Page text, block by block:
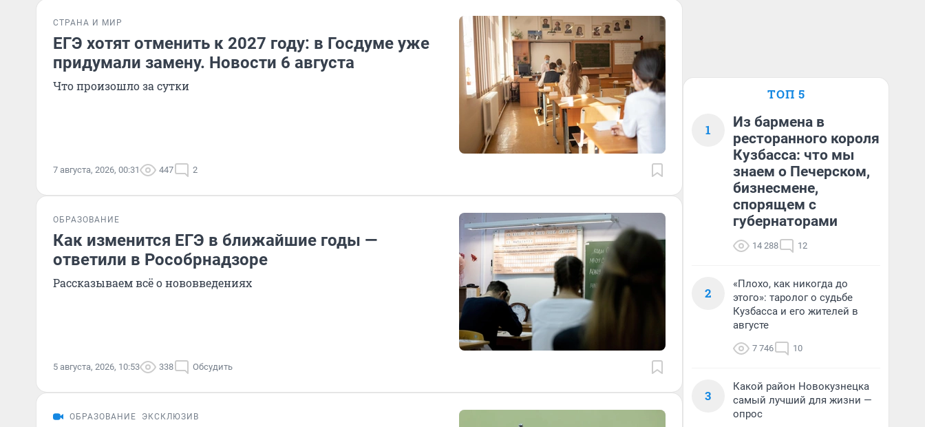
СТРАНА И МИР
ЕГЭ хотят отменить к 2027 году: в Госдуме уже
придумали замену. Новости 6 августа
Что произошло за сутки
7 августа, 2026, 00:31 447 2
ОБРАЗОВАНИЕ
Как изменится ЕГЭ в ближайшие годы —
ответили в Рособрнадзоре
Рассказываем всё о нововведениях
5 августа, 2026, 10:53 338 Обсудить
ОБРАЗОВАНИЕ ЭКСКЛЮЗИВ
ТОП 5
1
Из бармена в
ресторанного короля
Кузбасса: что мы
знаем о Печерском,
бизнесмене,
спорящем с
губернаторами
14 288 12
2
«Плохо, как никогда до
этого»: таролог о судьбе
Кузбасса и его жителей в
августе
7 746 10
3
Какой район Новокузнецка
самый лучший для жизни —
опрос